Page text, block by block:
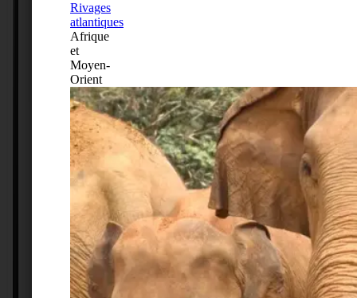
Rivages
atlantiques
Afrique
et
Moyen-
Orient